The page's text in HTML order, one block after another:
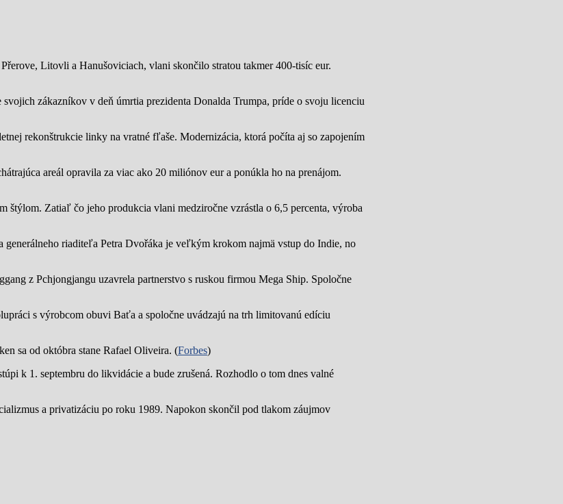
Litovli a Hanušoviciach, vlani skončilo stratou takmer 400-tisíc eur.
zákazníkov v deň úmrtia prezidenta Donalda Trumpa, príde o svoju licenciu
rekonštrukcie linky na vratné fľaše. Modernizácia, ktorá počíta aj so zapojením
areál opravila za viac ako 20 miliónov eur a ponúkla ho na prenájom.
štýlom. Zatiaľ čo jeho produkcia vlani medziročne vzrástla o 6,5 percenta, výroba
generálneho riaditeľa Petra Dvořáka je veľkým krokom najmä vstup do Indie, no
z Pchjongjangu uzavrela partnerstvo s ruskou firmou Mega Ship. Spoločne
s výrobcom obuvi Baťa a spoločne uvádzajú na trh limitovanú edíciu
sa od októbra stane Rafael Oliveira. (Forbes)
k 1. septembru do likvidácie a bude zrušená. Rozhodlo o tom dnes valné
a privatizáciu po roku 1989. Napokon skončil pod tlakom záujmov